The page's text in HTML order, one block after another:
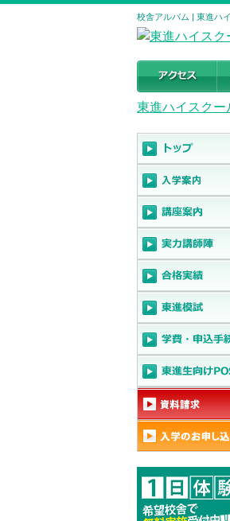
校舎アルバム | 東進ハ
東進ハイスクー